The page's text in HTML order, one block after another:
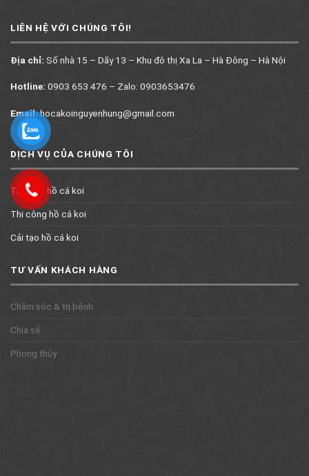
LIÊN HỆ VỚI CHÚNG TÔI!
Địa chỉ: Số nhà 15 – Dãy 13 – Khu đô thị Xa La – Hà Đông – Hà Nội
Hotline: 0903 653 476 – Zalo: 0903653476
Email:hocakoinguyenhung@gmail.com
DỊCH VỤ CỦA CHÚNG TÔI
Thiết kế hồ cá koi
Thi công hồ cá koi
Cải tạo hồ cá koi
TƯ VẤN KHÁCH HÀNG
Chăm sóc & trị bệnh
Chia sẻ
Phong thủy